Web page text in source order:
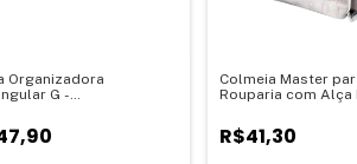
Organizadora
G -
Colmeia Master
Rouparia com Alça
R$41,30